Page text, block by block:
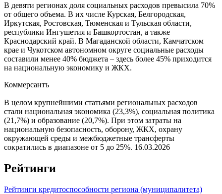
В девяти регионах доля социальных расходов превысила 70%
от общего объема. В их числе Курская, Белгородская,
Иркутская, Ростовская, Тюменская и Тульская области,
республики Ингушетия и Башкортостан, а также
Краснодарский край. В Магаданской области, Камчатском
крае и Чукотском автономном округе социальные расходы
составили менее 40% бюджета – здесь более 45% приходится
на национальную экономику и ЖКХ.
Коммерсантъ
В целом крупнейшими статьями региональных расходов
стали национальная экономика (23,3%), социальная политика
(21,7%) и образование (20,7%). При этом затраты на
национальную безопасность, оборону, ЖКХ, охрану
окружающей среды и межбюджетные трансферты
сократились в диапазоне от 5 до 25%. 16.03.2026
Рейтинги
Рейтинги кредитоспособности региона (муниципалитета)